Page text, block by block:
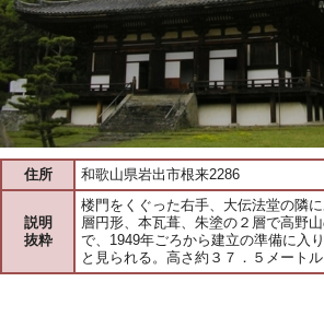
住所 和歌山県岩出市根来2286
説明
抜粋
楼門をくぐった右手、大伝法堂の隣
層円形、本瓦葺、朱塗の２層で高野
で、1949年ごろから建立の準備に入
と見られる。高さ約３７．５メート